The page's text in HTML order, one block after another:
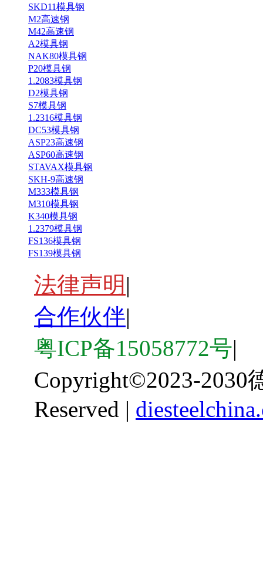
SKD11模具钢
M2高速钢
M42高速钢
A2模具钢
NAK80模具钢
P20模具钢
1.2083模具钢
D2模具钢
S7模具钢
1.2316模具钢
DC53模具钢
ASP23高速钢
ASP60高速钢
STAVAX模具钢
SKH-9高速钢
M333模具钢
M310模具钢
K340模具钢
1.2379模具钢
FS136模具钢
FS139模具钢
法律声明 |
合作伙伴|
粤ICP备15058772号|
Copyright©2023-2030
Reserved |